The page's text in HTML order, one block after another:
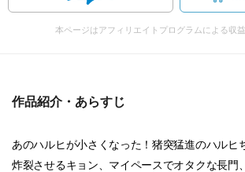
本ページはアフィリエイトプログラムによる収
作品紹介・あらすじ
あのハルヒが小さくなった！猪突猛進のハルヒ
炸裂させるキョン、マイペースでオタクな長門